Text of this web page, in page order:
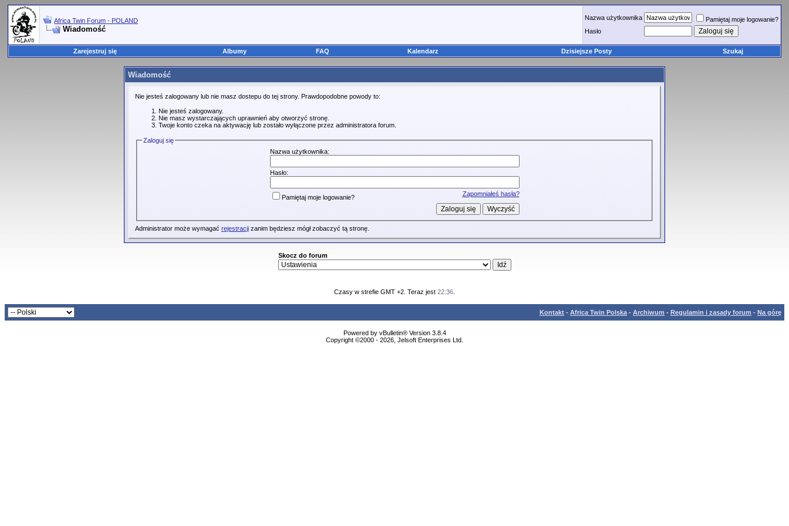
Africa Twin Forum - POLAND
Wiadomość
Nazwa użytkownika
Pamiętaj moje logowanie?
Hasło
Zarejestruj się Albumy FAQ Kalendarz Dzisiejsze Posty Szukaj
Wiadomość
Nie jesteś zalogowany lub nie masz dostepu do tej strony. Prawdopodobne powody to:
Nie jesteś zalogowany.
Nie masz wystarczających uprawnień aby otworzyć stronę.
Twoje konto czeka na aktywację lub zostało wyłączone przez administratora forum.
Zaloguj się
Nazwa użytkownika:
Hasło:
Zapomniałeś hasła?
Pamiętaj moje logowanie?
Administrator może wymagać rejestracji zanim będziesz mógł zobaczyć tą stronę.
Skocz do forum
Czasy w strefie GMT +2. Teraz jest 22:36
Kontakt - Africa Twin Polska - Archiwum - Regulamin i zasady forum - Na górę
Powered by vBulletin® Version 3.8.4
Copyright ©2000 - 2026, Jelsoft Enterprises Ltd.